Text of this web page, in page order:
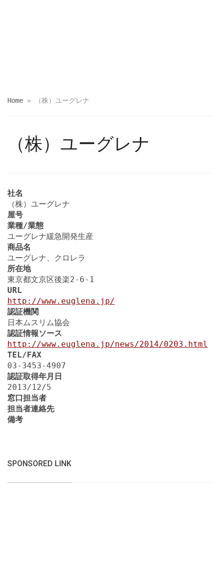
Home » （株）ユーグレナ
（株）ユーグレナ
社名
（株）ユーグレナ
屋号
業種/業態
ユーグレナ緩急開発生産
商品名
ユーグレナ、クロレラ
所在地
東京都文京区後楽2-6-1
URL
http://www.euglena.jp/
認証機関
日本ムスリム協会
認証情報ソース
http://www.euglena.jp/news/2014/0203.html
TEL/FAX
03-3453-4907
認証取得年月日
2013/12/5
窓口担当者
担当者連絡先
備考
SPONSORED LINK